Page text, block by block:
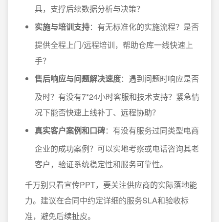
具，支撑后续数据分析与决策？
实施与培训支持：有无标准化的实施流程？是否
提供全程上门/远程培训，帮助仓库一线快速上
手？
售后响应与问题解决速度：遇到问题时响应是否
及时？有没有7*24小时客服和技术支持？紧急情
况下能否快速上线补丁、远程协助？
真实客户案例和口碑：有没有服务过同类型电商
企业的成功案例？可以实地考察或电话咨询其老
客户，验证系统稳定性和服务可靠性。
千万别只看宣传PPT，要关注供应商的实际落地能
力。建议在合同中约定详细的服务SLA和验收标
准，避免后续扯皮。